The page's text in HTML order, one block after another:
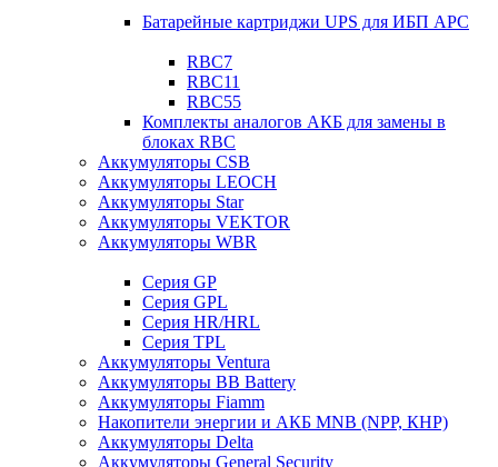
Батарейные картриджи UPS для ИБП APC
RBC7
RBC11
RBC55
Комплекты аналогов АКБ для замены в
блоках RBC
Аккумуляторы CSB
Аккумуляторы LEOCH
Аккумуляторы Star
Аккумуляторы VEKTOR
Аккумуляторы WBR
Cерия GP
Серия GPL
Серия HR/HRL
Серия TPL
Аккумуляторы Ventura
Аккумуляторы BB Battery
Аккумуляторы Fiamm
Накопители энергии и АКБ MNB (NPP, КНР)
Аккумуляторы Delta
Аккумуляторы General Security